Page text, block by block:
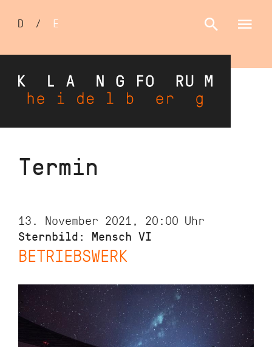
Direkt
Sprachumschalter
D / E
Termin
13. November 2021, 20:00 Uhr
Sternbild: Mensch VI
BETRIEBSWERK